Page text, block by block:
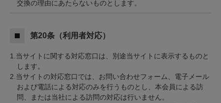
交換の理由にあたらないものとします。
第20条（利用者対応）
1.当サイトに関する対応窓口は、別途当サイトに表示するものと
します。
2.当サイトの対応窓口では、お問い合わせフォーム、電子メール
および電話による対応のみを行うものとし、本会員による訪
問、または当社による訪問の対応は行いません。